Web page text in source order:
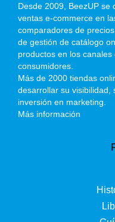
Desde 2009, BeezUP se
ventas e-commerce en
comparadores de
de gestión de catálogo
productos en los
consumidores.
Más de 2000 tiendas
desarrollar su visibilidad,
inversión en marketing.
Más información